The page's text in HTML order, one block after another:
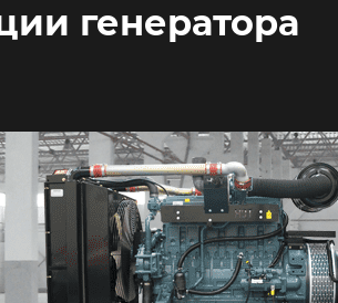
генератора